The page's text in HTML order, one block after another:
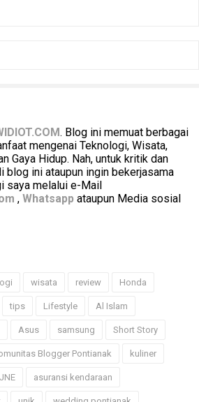
. Blog ini memuat berbagai
mengenai Teknologi, Wisata,
Gaya Hidup. Nah, untuk kritik dan
blog ini ataupun ingin bekerjasama
saya melalui e-Mail
, Whatsapp ataupun Media sosial
wisata review Honda
tips Lifestyle Al Islam
Asus samsung Short Story
Blogger Pontianak kuliner
asuransi kendaraan